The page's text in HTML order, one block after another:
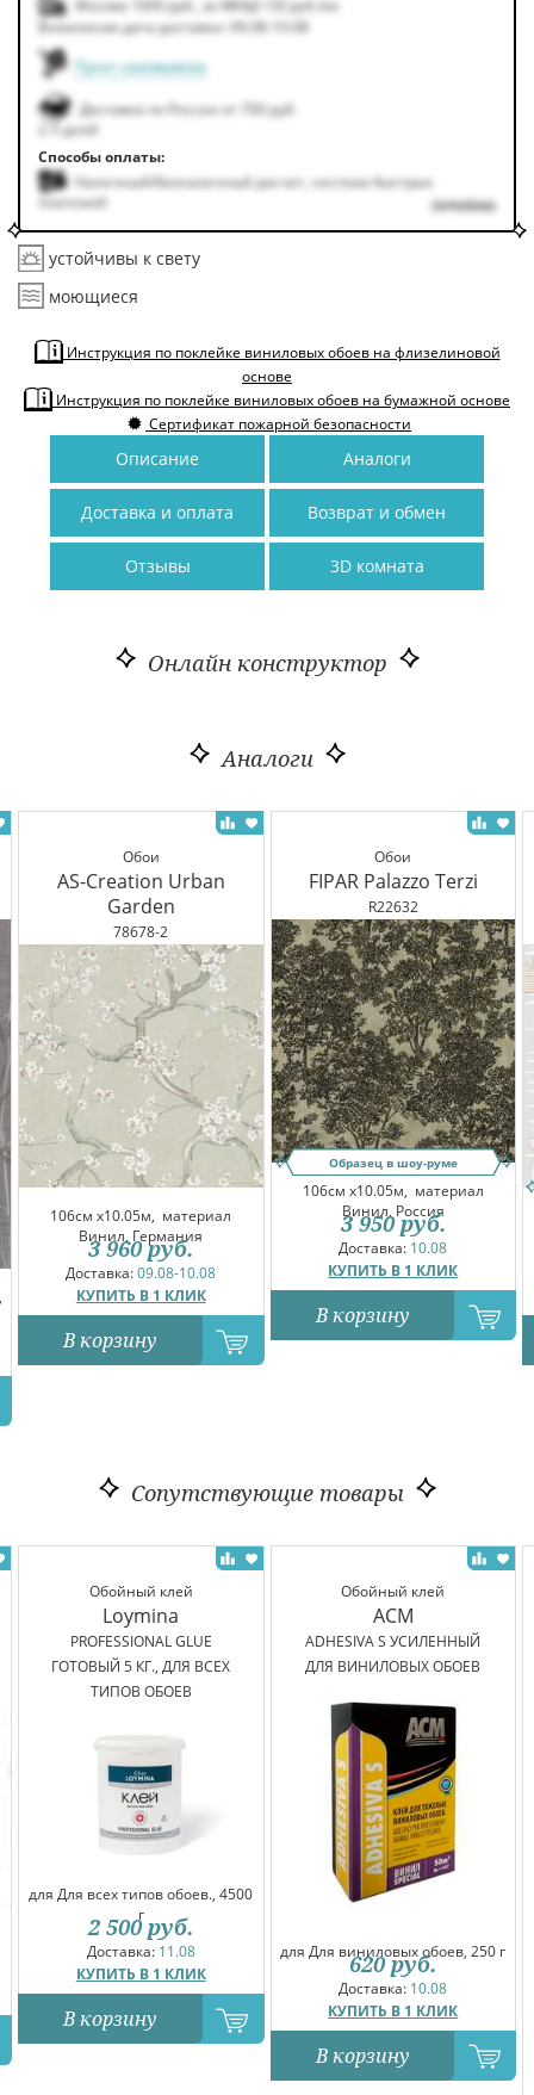
Москва 1000руб. за МКАД +50руб. /км
Возможная дата доставки: 09.08-10.08
Пункт самовывоза
Доставка по России от 700 руб.
2-5 дней
Способы оплаты:
Наличный/безналичный расчет, система быстрых
платежей
подробнее
устойчивы к свету
моющиеся
Инструкция по поклейке виниловых обоев на флизелиновой
основе
Инструкция по поклейке виниловых обоев на бумажной основе
Сертификат пожарной безопасности
Описание Аналоги
Доставка и оплата Возврат и обмен
Отзывы 3D комната
Онлайн конструктор
Аналоги
Обои
AS-Creation Urban
Garden
78678-2
106см x10.05м, материал
Винил, Германия
Доставка:09.08-10.08
КУПИТЬ В 1 КЛИК
3 960 руб.
В корзину
Обои
FIPAR Palazzo Terzi
R22632
Образец в шоу-руме
106см x10.05м, материал
Винил, Россия
Доставка: 10.08
КУПИТЬ В 1 КЛИК
3 950 руб.
В корзину
Сопутствующие товары
Обойный клей
Loymina
PROFESSIONAL GLUE
ГОТОВЫЙ 5 КГ., ДЛЯ ВСЕХ
ТИПОВ ОБОЕВ
для Для всех типов обоев., 4500
г
Доставка: 11.08
КУПИТЬ В 1 КЛИК
2 500 руб.
В корзину
Обойный клей
ACM
ADHESIVA S УСИЛЕННЫЙ
ДЛЯ ВИНИЛОВЫХ ОБОЕВ
для Для виниловых обоев, 250 г
Доставка: 10.08
КУПИТЬ В 1 КЛИК
620 руб.
В корзину